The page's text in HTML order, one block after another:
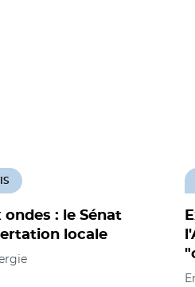
: le Sénat
locale